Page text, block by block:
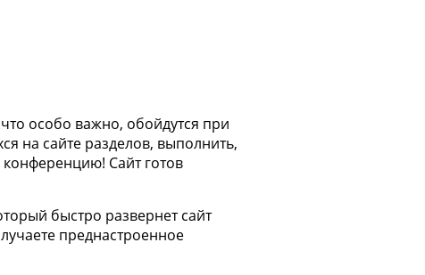
особо важно, обойдутся при
на сайте разделов, выполнить,
Сайт готов
быстро развернет сайт
преднастроенное